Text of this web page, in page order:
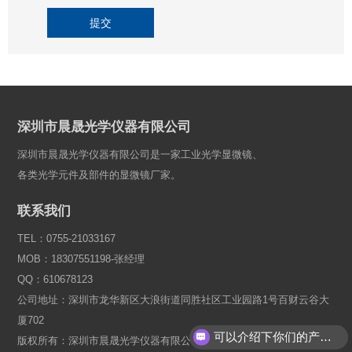
提交
深圳市晨晟光学仪器有限公司
深圳市晨晟光学仪器有限公司是一家工业光学显微镜、
各类光学元件及部件的显微镜厂家。
联系我们
TEL：0755-21033167
MOB：18307551198-张经理
QQ：610678123
公司地址：深圳市龙华新区大浪街道同胜社区工业园路1号百财云谷大
厦702
版权所有：深圳市晨晟光学仪器有限公司
可以介绍下你们的产品么？